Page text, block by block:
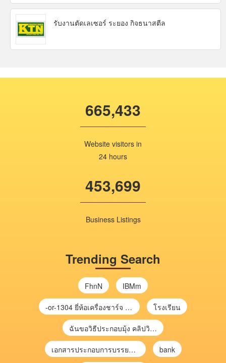
รับงานตัดเลเซอร์ ระยอง กิจธนาสตีล
665,433
Website visitors in
24 hours
453,699
Business Listings
Trending Search
FhnN IBMm
-or-1304 ยี่ห้อเครื่องชาร์จ chargecore โรงเรียน
ฉันขอวิธีประกอบมุ้ง คลิปวิดีโอ การประกอบมุ้ง
เอกสารประกอบการบรรยาย การประเมินความเสี่ยงเพื่อวางแผนการตรวจสอบ \ bank